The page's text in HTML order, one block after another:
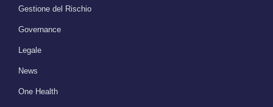
Gestione del Rischio
Governance
Legale
News
One Health